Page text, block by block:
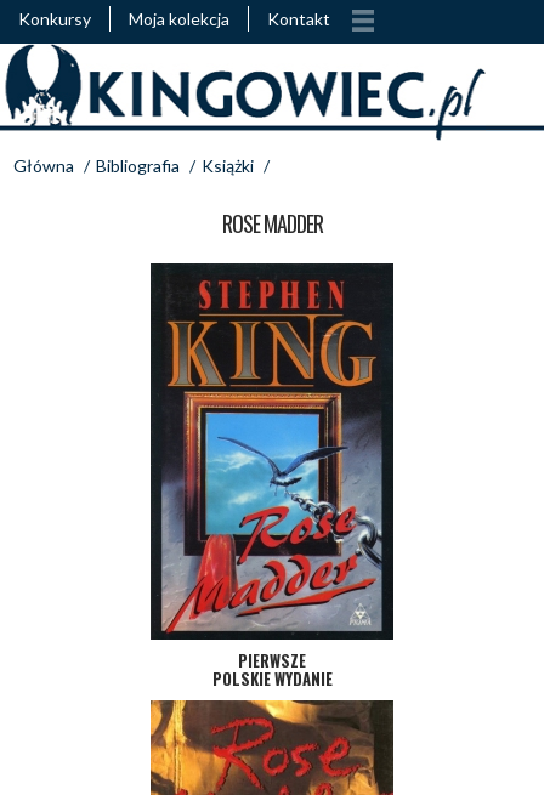
Konkursy Moja kolekcja Kontakt
Główna / Bibliografia / Książki /
ROSE MADDER
PIERWSZE
POLSKIE WYDANIE